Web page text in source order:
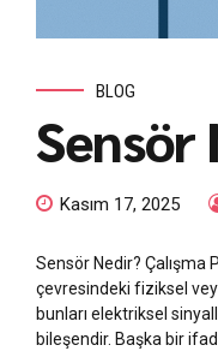
BLOG
Sensör
Kasım 17, 2025
Sensör Nedir? Çalışma
çevresindeki fiziksel
bunları elektriksel
bileşendir. Başka bir